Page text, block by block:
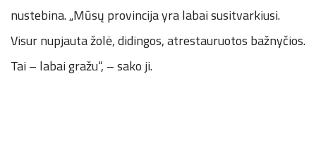
nustebina. „Mūsų provincija yra labai susitvarkiusi.
Visur nupjauta žolė, didingos, atrestauruotos bažnyčios.
Tai – labai gražu“, – sako ji.